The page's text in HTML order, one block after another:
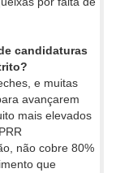
candidaturas
e muitas
avançarem
mais elevados
não cobre 80%
que